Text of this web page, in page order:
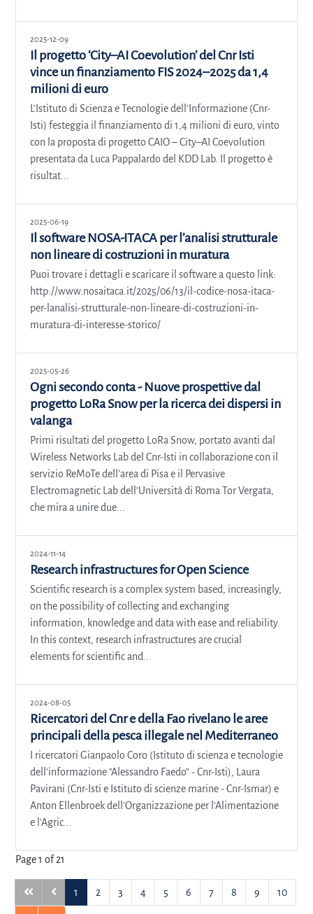
2025-12-09
Il progetto ‘City–AI Coevolution’ del Cnr Isti
vince un finanziamento FIS 2024–2025 da 1,4
milioni di euro
L’Istituto di Scienza e Tecnologie dell’Informazione (Cnr-
Isti) festeggia il finanziamento di 1,4 milioni di euro, vinto
con la proposta di progetto CAIO – City–AI Coevolution
presentata da Luca Pappalardo del KDD Lab. Il progetto è
risultat...
2025-06-19
Il software NOSA-ITACA per l’analisi strutturale
non lineare di costruzioni in muratura
Puoi trovare i dettagli e scaricare il software a questo link:
http://www.nosaitaca.it/2025/06/13/il-codice-nosa-itaca-
per-lanalisi-strutturale-non-lineare-di-costruzioni-in-
muratura-di-interesse-storico/
2025-05-26
Ogni secondo conta - Nuove prospettive dal
progetto LoRa Snow per la ricerca dei dispersi in
valanga
Primi risultati del progetto LoRa Snow, portato avanti dal
Wireless Networks Lab del Cnr-Isti in collaborazione con il
servizio ReMoTe dell’area di Pisa e il Pervasive
Electromagnetic Lab dell’Università di Roma Tor Vergata,
che mira a unire due...
2024-11-14
Research infrastructures for Open Science
Scientific research is a complex system based, increasingly,
on the possibility of collecting and exchanging
information, knowledge and data with ease and reliability.
In this context, research infrastructures are crucial
elements for scientific and...
2024-08-05
Ricercatori del Cnr e della Fao rivelano le aree
principali della pesca illegale nel Mediterraneo
I ricercatori Gianpaolo Coro (Istituto di scienza e tecnologie
dell'informazione "Alessandro Faedo” - Cnr-Isti), Laura
Pavirani (Cnr-Isti e Istituto di scienze marine - Cnr-Ismar) e
Anton Ellenbroek dell'Organizzazione per l'Alimentazione
e l'Agric...
Page 1 of 21
1 2 3 4 5 6 7 8 9 10